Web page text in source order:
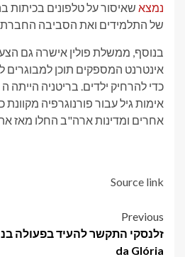
נמצא שאיסור על טלפונים בכיתות
של התלמידים ואת הסביבה
בנוסף, ממשלת פולין אישרה גם
אינטרנט המספקים תוכן למבוגרים
כדי להרחיק ילדים. בריטניה הייתה ה
אחרים ומדינות ארה"ב החלו מאז
Source link
Post
navigation
Previous
da Glória